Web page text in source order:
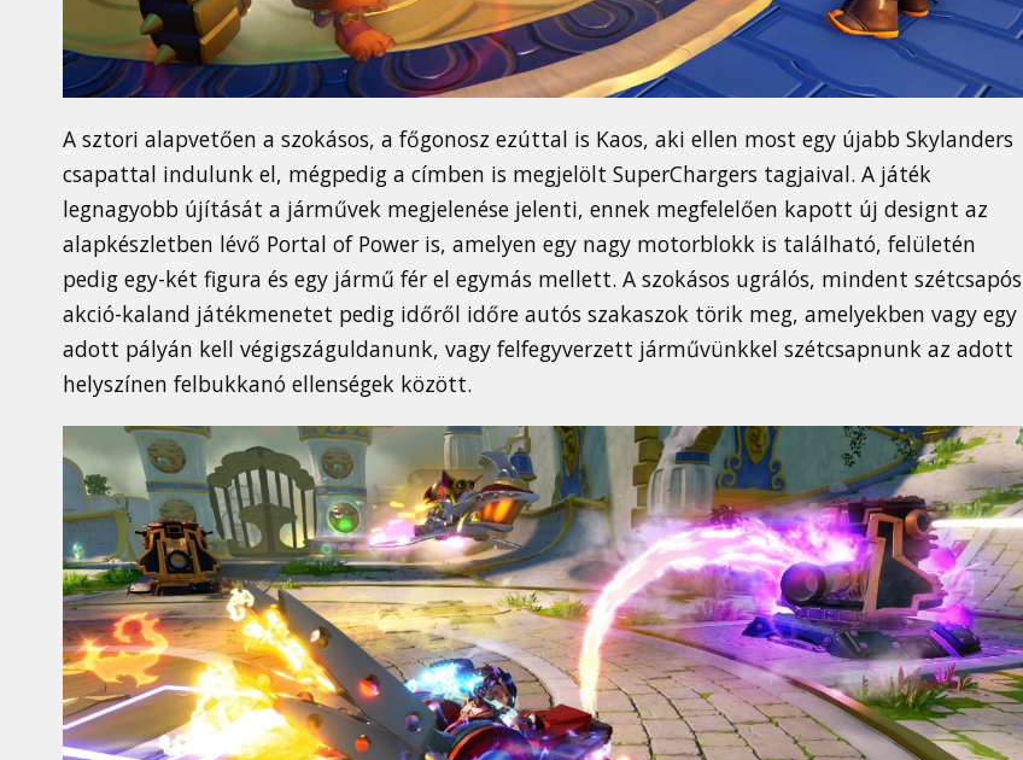
A sztori alapvetően a szokásos, a főgonosz ezúttal is Kaos, aki ellen most egy újabb Skylanders
csapattal indulunk el, mégpedig a címben is megjelölt SuperChargers tagjaival. A játék
legnagyobb újítását a járművek megjelenése jelenti, ennek megfelelően kapott új designt az
alapkészletben lévő Portal of Power is, amelyen egy nagy motorblokk is található, felületén
pedig egy-két figura és egy jármű fér el egymás mellett. A szokásos ugrálós, mindent szétcsapós
akció-kaland játékmenetet pedig időről időre autós szakaszok törik meg, amelyekben vagy egy
adott pályán kell végigszáguldanunk, vagy felfegyverzett járművünkkel szétcsapnunk az adott
helyszínen felbukkanó ellenségek között.